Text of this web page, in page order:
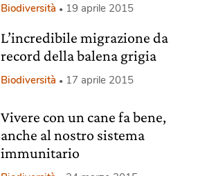
Biodiversità 19 aprile 2015
L’incredibile migrazione da
record della balena grigia
Biodiversità 17 aprile 2015
Vivere con un cane fa bene,
anche al nostro sistema
immunitario